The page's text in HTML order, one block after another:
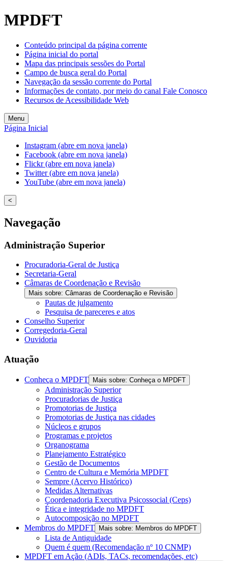
MPDFT
Conteúdo principal da página corrente
Página inicial do portal
Mapa das principais sessões do Portal
Campo de busca geral do Portal
Navegação da sessão corrente do Portal
Informações de contato, por meio do canal Fale Conosco
Recursos de Acessibilidade Web
Menu
Página Inicial
Instagram (abre em nova janela)
Facebook (abre em nova janela)
Flickr (abre em nova janela)
Twitter (abre em nova janela)
YouTube (abre em nova janela)
<
Navegação
Administração Superior
Procuradoria-Geral de Justiça
Secretaria-Geral
Câmaras de Coordenação e Revisão
Mais sobre: Câmaras de Coordenação e Revisão
Pautas de julgamento
Pesquisa de pareceres e atos
Conselho Superior
Corregedoria-Geral
Ouvidoria
Atuação
Conheça o MPDFT Mais sobre: Conheça o MPDFT
Administração Superior
Procuradorias de Justiça
Promotorias de Justiça
Promotorias de Justiça nas cidades
Núcleos e grupos
Programas e projetos
Organograma
Planejamento Estratégico
Gestão de Documentos
Centro de Cultura e Memória MPDFT
Sempre (Acervo Histórico)
Medidas Alternativas
Coordenadoria Executiva Psicossocial (Ceps)
Ética e integridade no MPDFT
Autocomposição no MPDFT
Membros do MPDFT
Mais sobre: Membros do MPDFT
Lista de Antiguidade
Quem é quem (Recomendação nº 10 CNMP)
MPDFT em Ação (ADIs, TACs, recomendações, etc)